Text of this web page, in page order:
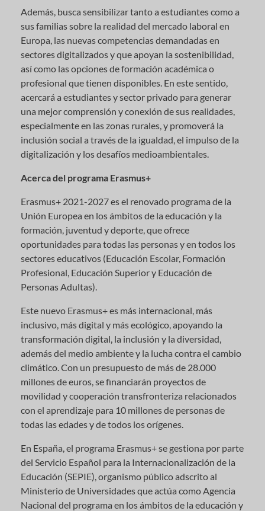
Además, busca sensibilizar tanto a estudiantes como a
sus familias sobre la realidad del mercado laboral en
Europa, las nuevas competencias demandadas en
sectores digitalizados y que apoyan la sostenibilidad,
así como las opciones de formación académica o
profesional que tienen disponibles. En este sentido,
acercará a estudiantes y sector privado para generar
una mejor comprensión y conexión de sus realidades,
especialmente en las zonas rurales, y promoverá la
inclusión social a través de la igualdad, el impulso de la
digitalización y los desafíos medioambientales.
Acerca del programa Erasmus+
Erasmus+ 2021-2027 es el renovado programa de la
Unión Europea en los ámbitos de la educación y la
formación, juventud y deporte, que ofrece
oportunidades para todas las personas y en todos los
sectores educativos (Educación Escolar, Formación
Profesional, Educación Superior y Educación de
Personas Adultas).
Este nuevo Erasmus+ es más internacional, más
inclusivo, más digital y más ecológico, apoyando la
transformación digital, la inclusión y la diversidad,
además del medio ambiente y la lucha contra el cambio
climático. Con un presupuesto de más de 28.000
millones de euros, se financiarán proyectos de
movilidad y cooperación transfronteriza relacionados
con el aprendizaje para 10 millones de personas de
todas las edades y de todos los orígenes.
En España, el programa Erasmus+ se gestiona por parte
del Servicio Español para la Internacionalización de la
Educación (SEPIE), organismo público adscrito al
Ministerio de Universidades que actúa como Agencia
Nacional del programa en los ámbitos de la educación y